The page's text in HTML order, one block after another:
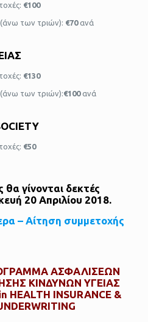
€100
(άνω των τριών): €70ανά
€130
(άνω των τριών):€100ανά
€50
γίνονται δεκτές
20 Απριλίου 2018.
– Αίτηση συμμετοχής
ΑΣΦΑΛΙΣΕΩΝ
ΚΙΝΔΥΝΩΝ ΥΓΕΙΑΣ
HEALTH INSURANCE &